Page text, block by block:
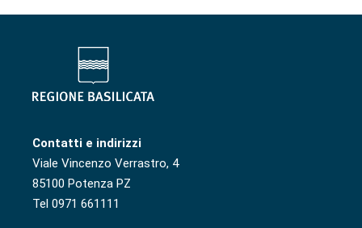
Contatti e indirizzi
Viale Vincenzo Verrastro, 4
85100 Potenza PZ
Tel 0971 661111